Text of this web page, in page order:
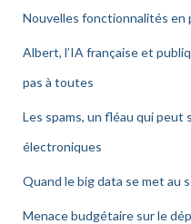
Nouvelles fonctionnalités en
Albert, l’IA française et
pas à toutes
Les spams, un fléau qui peut
électroniques
Quand le big data se met au
Menace budgétaire sur le